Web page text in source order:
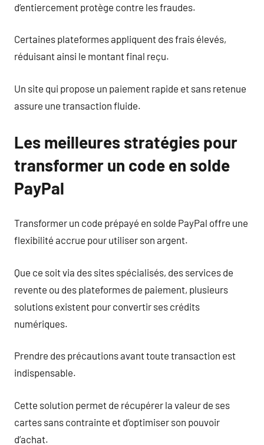
d’entiercement protège contre les fraudes.
Certaines plateformes appliquent des frais élevés,
réduisant ainsi le montant final reçu.
Un site qui propose un paiement rapide et sans retenue
assure une transaction fluide.
Les meilleures stratégies pour
transformer un code en solde
PayPal
Transformer un code prépayé en solde PayPal offre une
flexibilité accrue pour utiliser son argent.
Que ce soit via des sites spécialisés, des services de
revente ou des plateformes de paiement, plusieurs
solutions existent pour convertir ses crédits
numériques.
Prendre des précautions avant toute transaction est
indispensable.
Cette solution permet de récupérer la valeur de ses
cartes sans contrainte et d’optimiser son pouvoir
d’achat.